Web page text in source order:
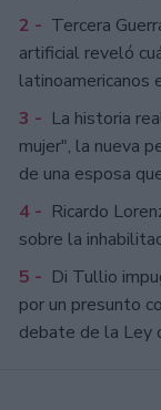
2 - Tercera
artificial reveló
latinoamericanos
3 - La historia
mujer", la nueva
de una esposa
4 - Ricardo
sobre la
5 - Di Tullio
por un presunto
debate de la Ley